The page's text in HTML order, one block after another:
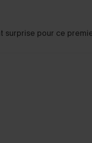
pour ce